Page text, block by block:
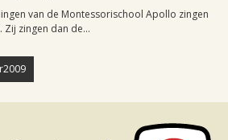
van de Montessorischool Apollo zingen
Zij zingen dan de...